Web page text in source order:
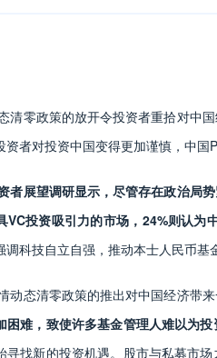
清零政策的放开令投资者重拾对中
者对投资中国变得更加谨慎，中国
者展望调研显示，尽管存在政治局
VC投资吸引力的市场，24%则认为
调科技自立自强，推动本士人民币基
动态清零政策的推出对中国经济带来
困难，致使许多基金管理人难以为投
寻找新的投资机遇。股市与私募市